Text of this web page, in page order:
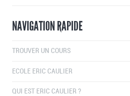
NAVIGATION RAPIDE
TROUVER UN COURS
ECOLE ERIC CAULIER
QUI EST ERIC CAULIER ?